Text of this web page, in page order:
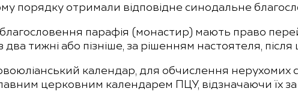
порядку отримали відповідне синодальне
парафія (монастир) мають право
тижні або пізніше, за рішенням настоятеля,
календар, для обчислення нерухомих
церковним календарем ПЦУ, відзначаючи їх за